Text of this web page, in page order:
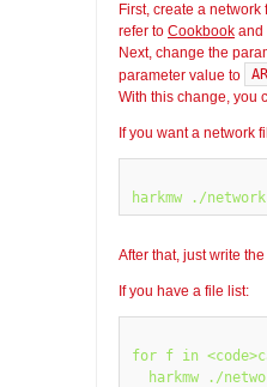
First, create a
refer to Cookbook and
Next, change the
parameter value to
With this change, you
If you want a network
After that, just write
If you have a file list:
for f in
harkmw ./